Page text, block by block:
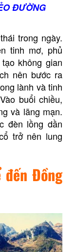
ĐƯỜNG
trong ngày.
tinh mơ, phủ
không gian
nên bước ra
lành và tinh
buổi chiều,
và lãng mạn.
đèn lồng dần
trở nên lung
Đồng